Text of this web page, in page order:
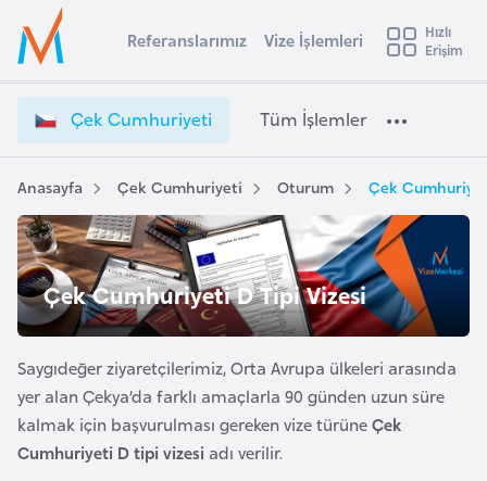
Ülke Seçimi
Başvuru yapmak istediğiniz ülkeyi seçin
Üye
Girişi
e
C
u
m
h
u
r
i
y
e
t
i
V
i
e
t
i
Referanslarımız Vize İşlemleri
Hızlı
Erişim
Çek Cumhuriyeti Tüm İşlemler
Anasayfa Çek Cumhuriyeti Oturum Çek
Çek Cumhuriyeti D Tipi Vizesi
Saygıdeğer ziyaretçilerimiz, Orta Avrupa ülkeleri arasında
yer alan Çekya’da farklı amaçlarla 90 günden uzun süre
kalmak için başvurulması gereken vize türüneÇek
Cumhuriyeti D tipi vizesi adı verilir.
s
t
r
a
A
v
u
t
u
r
y